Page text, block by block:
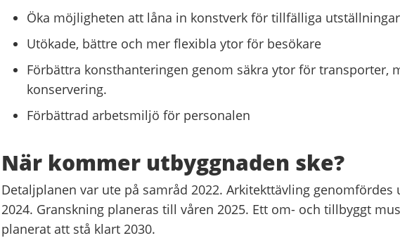
Öka möjligheten att låna in konstverk för tillfälliga
Utökade, bättre och mer flexibla ytor för besökare
Förbättra konsthanteringen genom säkra ytor för transporter,
konservering.
Förbättrad arbetsmiljö för personalen
När kommer utbyggnaden ske?
Detaljplanen var ute på samråd 2022. Arkitekttävling genomfördes
2024. Granskning planeras till våren 2025. Ett om- och tillbyggt
planerat att stå klart 2030.